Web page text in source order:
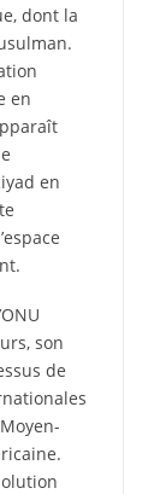
dont la
en
en
son
de